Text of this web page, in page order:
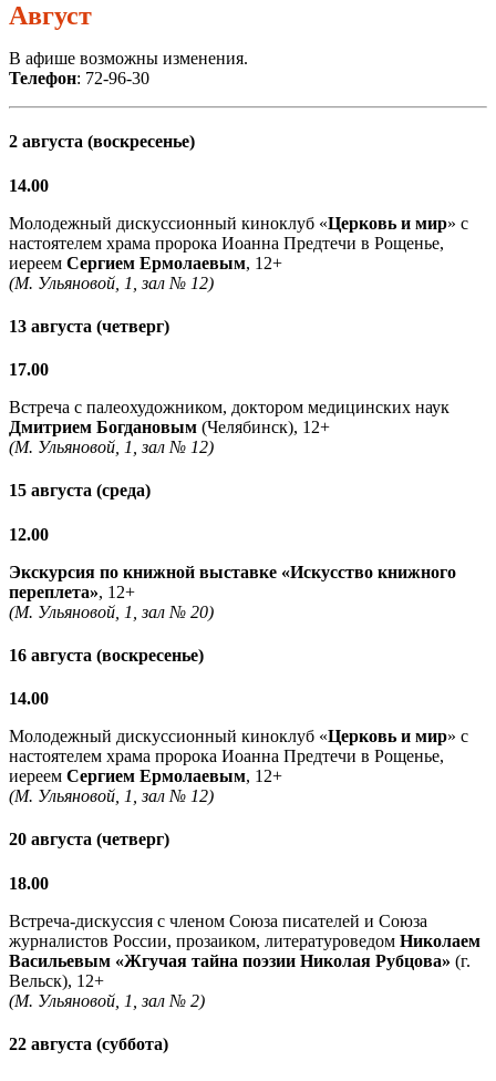
Август
В афише возможны изменения.
Телефон: 72-96-30
2 августа (воскресенье)
14.00
Молодежный дискуссионный киноклуб «Церковь и мир» с
настоятелем храма пророка Иоанна Предтечи в Рощенье,
иереем Сергием Ермолаевым, 12+
(М. Ульяновой, 1, зал № 12)
13 августа (четверг)
17.00
Встреча с палеохудожником, доктором медицинских наук
Дмитрием Богдановым (Челябинск), 12+
(М. Ульяновой, 1, зал № 12)
15 августа (среда)
12.00
Экскурсия по книжной выставке «Искусство книжного
переплета», 12+
(М. Ульяновой, 1, зал № 20)
16 августа (воскресенье)
14.00
Молодежный дискуссионный киноклуб «Церковь и мир» с
настоятелем храма пророка Иоанна Предтечи в Рощенье,
иереем Сергием Ермолаевым, 12+
(М. Ульяновой, 1, зал № 12)
20 августа (четверг)
18.00
Встреча-дискуссия с членом Союза писателей и Союза
журналистов России, прозаиком, литературоведом Николаем
Васильевым «Жгучая тайна поэзии Николая Рубцова» (г.
Вельск), 12+
(М. Ульяновой, 1, зал № 2)
22 августа (суббота)